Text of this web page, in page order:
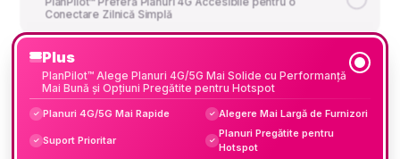
Conectare Zilnică Simplă
Plus
PlanPilot™ Alege Planuri 4G/5G Mai Solide cu Performanță
Mai Bună și Opțiuni Pregătite pentru Hotspot
✓ Planuri 4G/5G Mai Rapide ✓ Alegere Mai Largă de Furnizori
✓ Suport Prioritar ✓
Planuri Pregătite pentru
Hotspot